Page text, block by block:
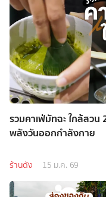
รวมคาเฟ่มัทฉะ ใกล้สว
พลังวันออกกำลังกาย
ร้านดัง 15 ม.ค. 69